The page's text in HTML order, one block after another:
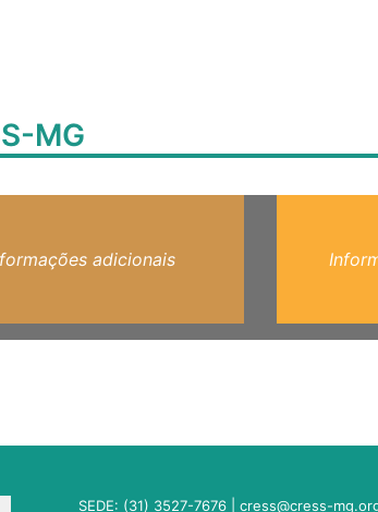
MG
adicionais
SEDE: (31) 3527-7676 |cress@cress-